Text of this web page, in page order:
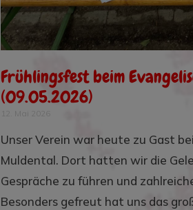
Frühlingsfest beim
(09.05.2026)
Unser Verein war heute zu Gast
Muldental. Dort hatten wir die
Gespräche zu führen und
Besonders gefreut hat uns das